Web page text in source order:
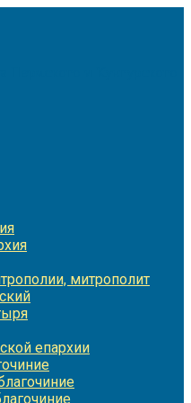
митрополит
епархии